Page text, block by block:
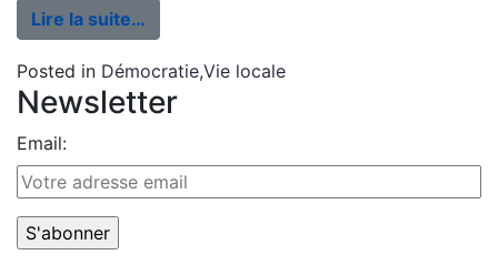
Lire la suite…
Posted in Démocratie,Vie locale
Newsletter
Email: